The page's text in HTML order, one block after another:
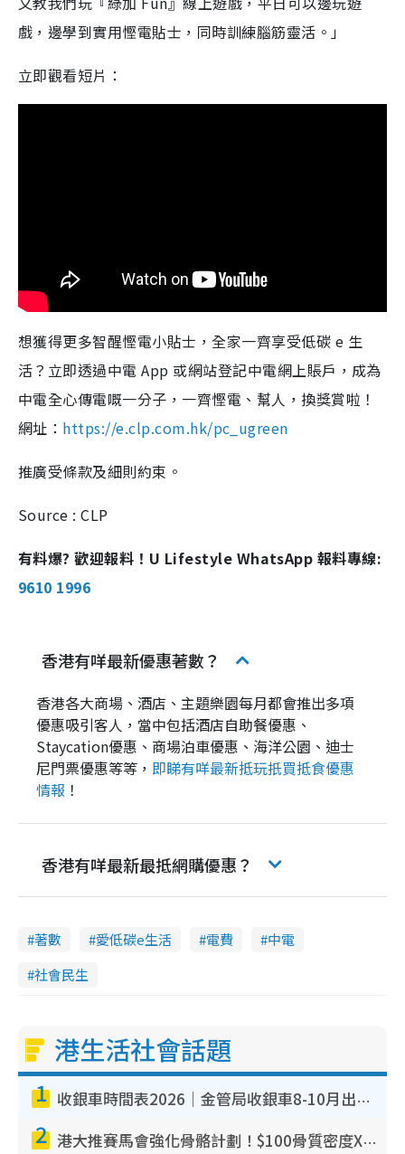
戲，邊學到實用慳電貼士，同時訓練腦筋靈活。」
立即觀看短片：
想獲得更多智醒慳電小貼士，全家一齊享受低碳 e 生
活？立即透過中電 App 或網站登記中電網上賬戶，成為
中電全心傳電嘅一分子，一齊慳電、幫人，換獎賞啦！
網址： https://e.clp.com.hk/pc_ugreen
推廣受條款及細則約束。
Source : CLP
有料爆? 歡迎報料！U Lifestyle WhatsApp 報料專線:
9610 1996
香港有咩最新優惠著數？
香港各大商場、酒店、主題樂園每月都會推出多項
優惠吸引客人，當中包括酒店自助餐優惠、
Staycation優惠、商場泊車優惠、海洋公園、迪士
尼門票優惠等等， 即睇有咩最新抵玩扺買抵食優惠
情報 ！
香港有咩最新最抵網購優惠？
著數 愛低碳e生活 電費
中電
社會民生
港生活社會話題
1 收銀車時間表2026｜金管局收銀車8-10月出沒地點+時間！無須手續費！硬幣免費轉現鈔或增值至八達通
2 港大推賽馬會強化骨骼計劃！$100骨質密度X光檢查 完成免費運動訓練送超市禮券！附參加資格